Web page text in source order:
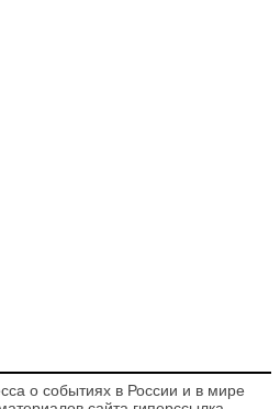
о событиях в России и в мире